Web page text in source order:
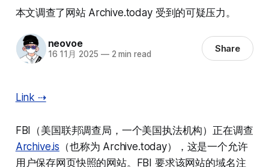
本文调查了网站 Archive.today 受到的可疑压力。
neovoe
16 11月 2025 —2 min read Share
Link ⇢
FBI （美国联邦调查局，一个美国执法机构）正在调查
Archive.is （也称为 Archive.today），这是一个允许
用户保存网页快照的网站。FBI 要求该网站的域名注